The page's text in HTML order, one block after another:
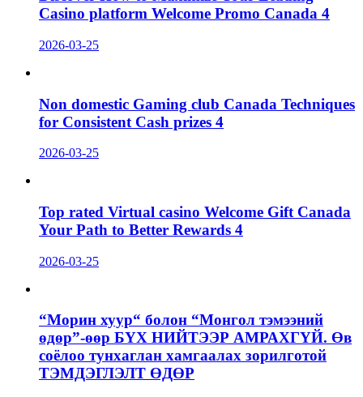
Casino platform Welcome Promo Canada 4
2026-03-25
Non domestic Gaming club Canada Techniques
for Consistent Cash prizes 4
2026-03-25
Top rated Virtual casino Welcome Gift Canada
Your Path to Better Rewards 4
2026-03-25
“Морин хуур“ болон “Монгол тэмээний
өдөр”-өөр БҮХ НИЙТЭЭР АМРАХГҮЙ. Өв
соёлоо тунхаглан хамгаалах зорилготой
ТЭМДЭГЛЭЛТ ӨДӨР